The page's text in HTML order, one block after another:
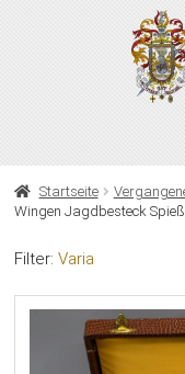
HOME
VERGANGENE
ÜBER UNS
Startseite
Wingen Jagdbesteck
Filter:Varia